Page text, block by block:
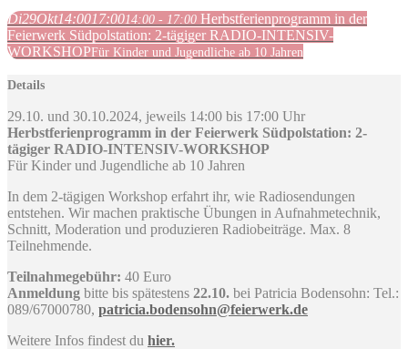
Di29Okt14:0017:0014:00 - 17:00 Herbstferienprogramm in der
Feierwerk Südpolstation: 2-tägiger RADIO-INTENSIV-
WORKSHOPFür Kinder und Jugendliche ab 10 Jahren
Details
29.10. und 30.10.2024, jeweils 14:00 bis 17:00 Uhr
Herbstferienprogramm in der Feierwerk Südpolstation: 2-
tägiger RADIO-INTENSIV-WORKSHOP
Für Kinder und Jugendliche ab 10 Jahren
In dem 2-tägigen Workshop erfahrt ihr, wie Radiosendungen
entstehen. Wir machen praktische Übungen in Aufnahmetechnik,
Schnitt, Moderation und produzieren Radiobeiträge. Max. 8
Teilnehmende.
Teilnahmegebühr: 40 Euro
Anmeldung bitte bis spätestens 22.10. bei Patricia Bodensohn: Tel.:
089/67000780, patricia.bodensohn@feierwerk.de
Weitere Infos findest du hier.